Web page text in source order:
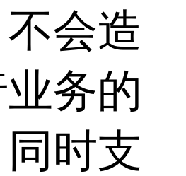
会造
务的
时支